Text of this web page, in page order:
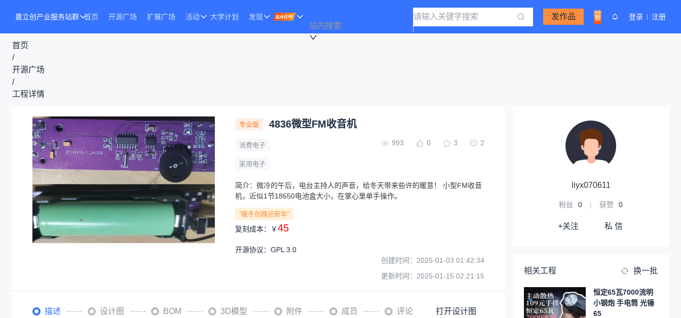
嘉立创产业服务站群 首页 开源广场 扩展广场 活动 大学计划 发现
站内搜索
发作品 登录 注册
首页
/
开源广场
/
工程详情
专业版 4836微型FM收音机
消费电子
家用电子
993 0 3 2
简介： 微冷的午后，电台主持人的声音，给冬天带来些许的暖意！ 小型FM收音
机，近似1节18650电池盒大小，在掌心里单手操作。
”暖冬创趣迎新年“
复刻成本： ￥45
开源协议： GPL 3.0
创建时间： 2025-01-03 01:42:34
更新时间： 2025-01-15 02:21:15
描述 设计图 BOM 3D模型 附件 成员 评论 打开设计图
liyx070611
粉丝 0 | 获赞 0
+关注 私 信
相关工程 换一批
恒定65瓦7000流明
小钢炮 手电筒 光锤
65